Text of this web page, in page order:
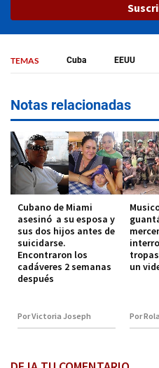
TEMAS Cuba EEUU
Notas relacionadas
Cubano de Miami
asesinó a su esposa y
sus dos hijos antes de
suicidarse.
Encontraron los
cadáveres 2 semanas
después
Por Victoria Joseph
un
Por